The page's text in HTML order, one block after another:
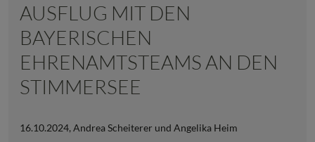
AUSFLUG MIT DEN
BAYERISCHEN
EHRENAMTSTEAMS AN DEN
STIMMERSEE
16.10.2024, Andrea Scheiterer und Angelika Heim